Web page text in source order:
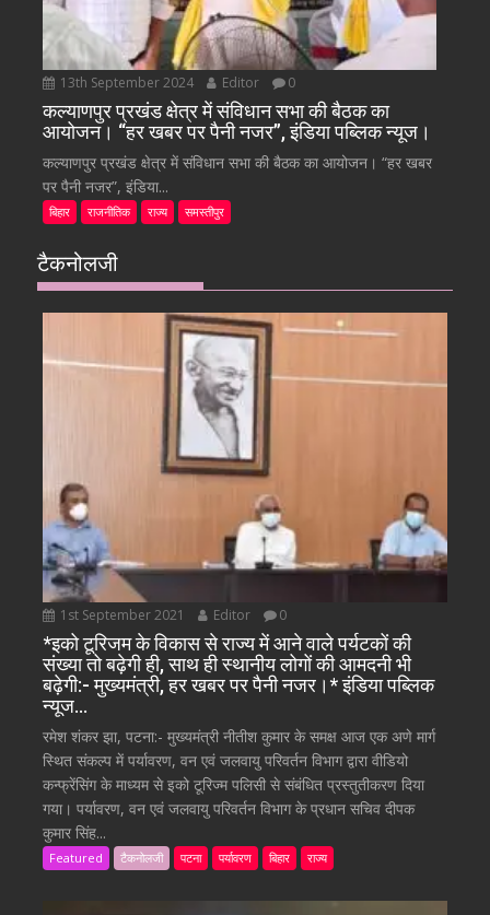
13th September 2024 Editor 0
कल्याणपुर प्रखंड क्षेत्र में संविधान सभा की बैठक का
आयोजन। “हर खबर पर पैनी नजर”, इंडिया पब्लिक न्यूज।
कल्याणपुर प्रखंड क्षेत्र में संविधान सभा की बैठक का आयोजन। “हर खबर
पर पैनी नजर”, इंडिया...
बिहार राजनीतिक राज्य समस्तीपुर
टैकनोलजी
1st September 2021 Editor 0
*इको टूरिजम के विकास से राज्य में आने वाले पर्यटकों की
संख्या तो बढ़ेगी ही, साथ ही स्थानीय लोगों की आमदनी भी
बढ़ेगी:- मुख्यमंत्री, हर खबर पर पैनी नजर।* इंडिया पब्लिक
न्यूज…
रमेश शंकर झा, पटना:- मुख्यमंत्री नीतीश कुमार के समक्ष आज एक अणे मार्ग
स्थित संकल्प में पर्यावरण, वन एवं जलवायु परिवर्तन विभाग द्वारा वीडियो
कन्फ्रेंसिंग के माध्यम से इको टूरिज्म पलिसी से संबंधित प्रस्तुतीकरण दिया
गया। पर्यावरण, वन एवं जलवायु परिवर्तन विभाग के प्रधान सचिव दीपक
कुमार सिंह...
Featured टैकनोलजी पटना पर्यावरण बिहार राज्य